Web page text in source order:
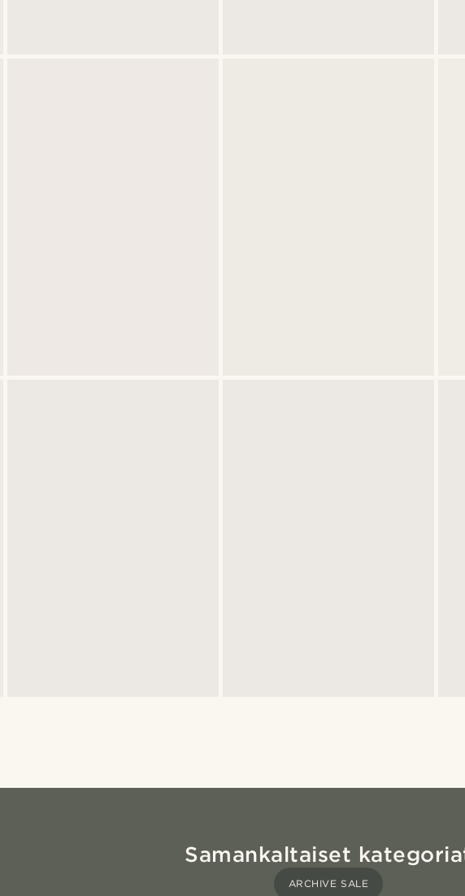
Samankaltaiset
ARCHIVE SALE